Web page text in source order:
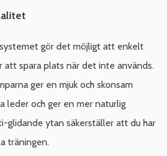
gör det möjligt att enkelt
spara plats när det inte används.
ger en mjuk och skonsam
leder och ger en mer naturlig
glidande ytan säkerställer att du har
träningen.